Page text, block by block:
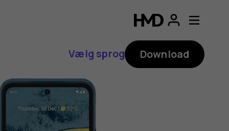
Vælg sprog Download